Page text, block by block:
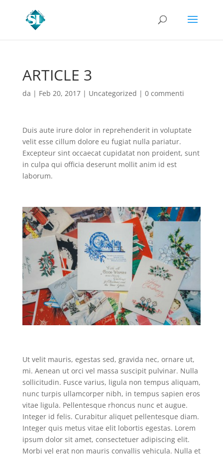
ARTICLE 3
da | Feb 20, 2017| Uncategorized | 0 commenti
Duis aute irure dolor in reprehenderit in voluptate
velit esse cillum dolore eu fugiat nulla pariatur.
Excepteur sint occaecat cupidatat non proident, sunt
in culpa qui officia deserunt mollit anim id est
laborum.
Ut velit mauris, egestas sed, gravida nec, ornare ut,
mi. Aenean ut orci vel massa suscipit pulvinar. Nulla
sollicitudin. Fusce varius, ligula non tempus aliquam,
nunc turpis ullamcorper nibh, in tempus sapien eros
vitae ligula. Pellentesque rhoncus nunc et augue.
Integer id felis. Curabitur aliquet pellentesque diam.
Integer quis metus vitae elit lobortis egestas. Lorem
ipsum dolor sit amet, consectetuer adipiscing elit.
Morbi vel erat non mauris convallis vehicula. Nulla et